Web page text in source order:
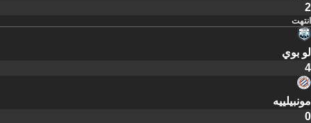
2
انتهت
لو بوي
4
مونبيلييه
0